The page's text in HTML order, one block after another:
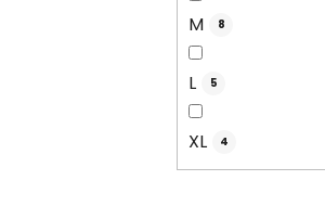
M 8
L 5
XL 4